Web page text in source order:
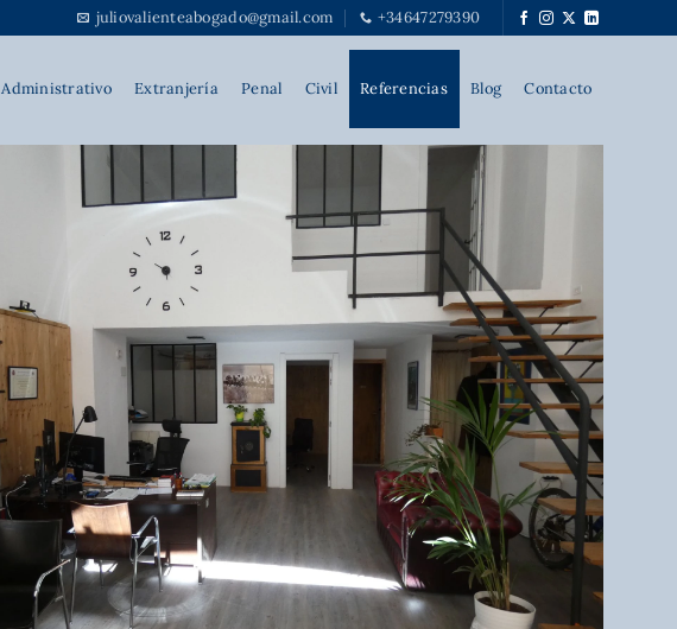
juliovalienteabogado@gmail.com +34647279390
Administrativo Extranjería Penal Civil Referencias Blog Contacto